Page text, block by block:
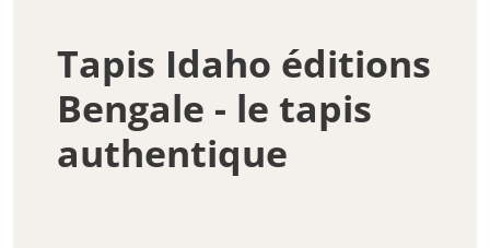
Tapis Idaho éditions
Bengale - le tapis
authentique